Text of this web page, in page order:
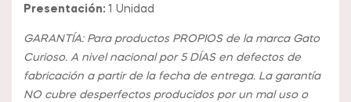
Presentación: 1 Unidad
GARANTÍA: Para productos PROPIOS de la marca Gato
Curioso. A nivel nacional por 5 DÍAS en defectos de
fabricación a partir de la fecha de entrega. La garantía
NO cubre desperfectos producidos por un mal uso o